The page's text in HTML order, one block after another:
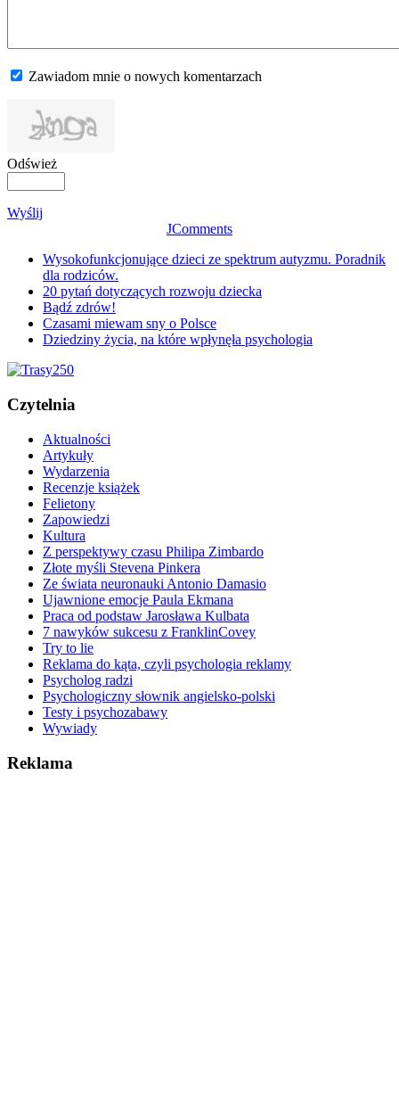
Zawiadom mnie o nowych komentarzach
Odśwież
Wyślij
JComments
Wysokofunkcjonujące dzieci ze spektrum autyzmu. Poradnik
dla rodziców.
20 pytań dotyczących rozwoju dziecka
Bądź zdrów!
Czasami miewam sny o Polsce
Dziedziny życia, na które wpłynęła psychologia
Czytelnia
Aktualności
Artykuły
Wydarzenia
Recenzje książek
Felietony
Zapowiedzi
Kultura
Z perspektywy czasu Philipa Zimbardo
Złote myśli Stevena Pinkera
Ze świata neuronauki Antonio Damasio
Ujawnione emocje Paula Ekmana
Praca od podstaw Jarosława Kulbata
7 nawyków sukcesu z FranklinCovey
Try to lie
Reklama do kąta, czyli psychologia reklamy
Psycholog radzi
Psychologiczny słownik angielsko-polski
Testy i psychozabawy
Wywiady
Reklama